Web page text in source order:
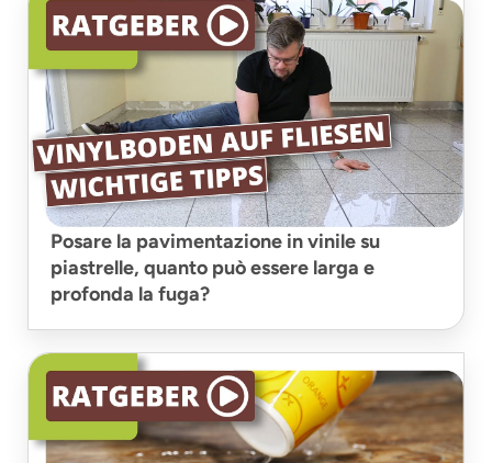
Posare la pavimentazione in vinile su
piastrelle, quanto può essere larga e
profonda la fuga?